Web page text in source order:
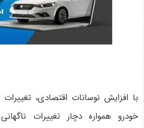
با افزایش نوسانات اقتصادی، تغییرات
خودرو همواره دچار تغییرات